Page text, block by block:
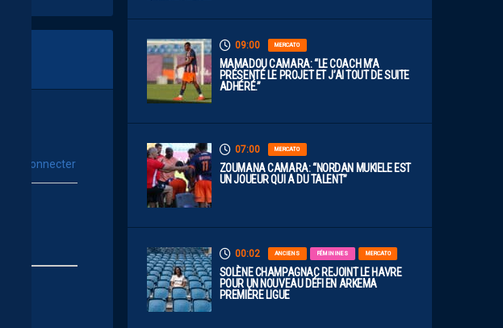
vous connecter
09:00 MERCATO
MAMADOU CAMARA: “LE COACH M’A
PRÉSENTÉ LE PROJET ET J’AI TOUT DE SUITE
ADHÉRÉ.”
07:00 MERCATO
ZOUMANA CAMARA: “NORDAN MUKIELE EST
UN JOUEUR QUI A DU TALENT”
00:02 ANCIENS FÉMININES MERCATO
SOLÈNE CHAMPAGNAC REJOINT LE HAVRE
POUR UN NOUVEAU DÉFI EN ARKEMA
PREMIÈRE LIGUE